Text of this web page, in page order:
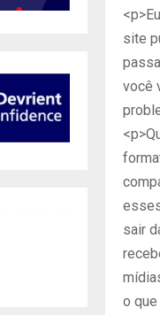
site
você
sair
o